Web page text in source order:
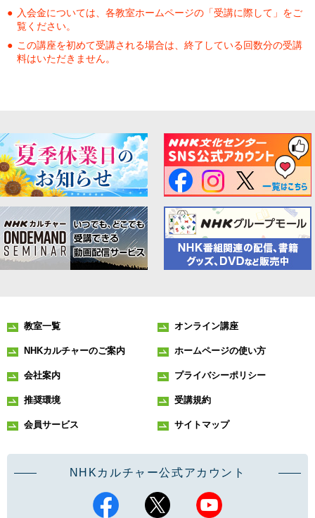
入会金については、各教室ホームページの「受講に際して」をご
覧ください。
この講座を初めて受講される場合は、終了している回数分の受講
料はいただきません。
教室一覧 オンライン講座
NHKカルチャーのご案内 ホームページの使い方
会社案内 プライバシーポリシー
推奨環境 受講規約
会員サービス サイトマップ
NHKカルチャー公式アカウント